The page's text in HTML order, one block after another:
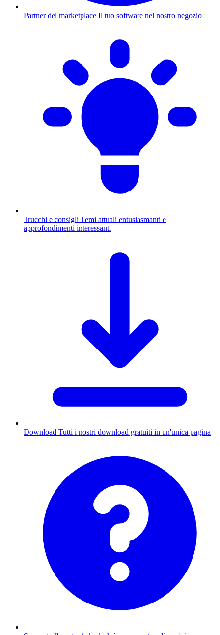
Partner del marketplace Il tuo software nel nostro negozio
Trucchi e consigli Temi attuali entusiasmanti e
approfondimenti interessanti
Download Tutti i nostri download gratuiti in un'unica pagina